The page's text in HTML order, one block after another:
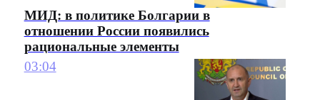
МИД: в политике Болгарии в
отношении России появились
рациональные элементы
03:04